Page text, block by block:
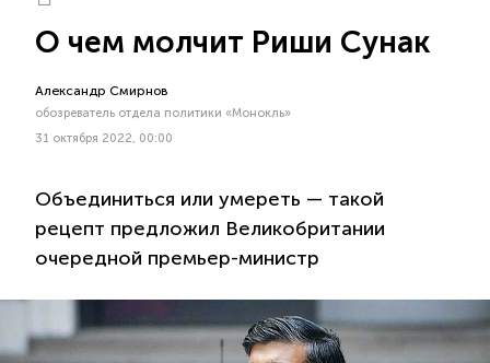
О чем молчит Риши Сунак
Александр Смирнов
обозреватель отдела политики «Монокль»
31 октября 2022, 00:00
Объединиться или умереть — такой
рецепт предложил Великобритании
очередной премьер-министр